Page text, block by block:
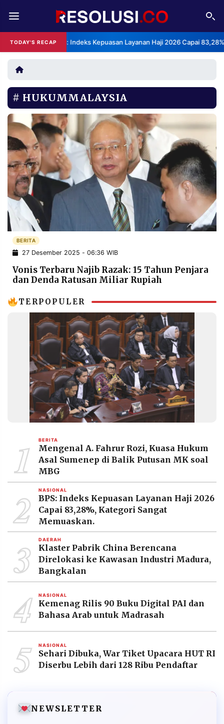
TODAY'S RECAPBPS: Indeks Kepuasan Layanan Haji 2026 Capai
REDAKSI TENTANG
RESOLUSI IKLAN
RUBRIKASI
EDITORIAL AKSARA
FINANSIA PERSONA
DAERAH NASIONAL
MANCA SPORT
INFORMASI
PRIVACY
POLICY WARGA
INFORMASI
IKLAN
KIRIM
PENGADUAN TERM
OF
KAMI
RESOLUSI
MEDIA
PRAMUDITA
©
Resolusi.co
2026
RESOLUSI
MEDIA
PRAMUDITA
HUKUMMALAYSIA
BERITA
27 Desember 2025 - 06:36 WIB
Vonis Terbaru Najib Razak: 15 Tahun Penjara
dan Denda Ratusan Miliar Rupiah
TERPOPULER
1 BERITA
Mengenal A. Fahrur Rozi, Kuasa Hukum
Asal Sumenep di Balik Putusan MK soal
MBG
2 NASIONAL
BPS: Indeks Kepuasan Layanan Haji 2026
Capai 83,28%, Kategori Sangat
Memuaskan.
3 DAERAH
Klaster Pabrik China Berencana
Direlokasi ke Kawasan Industri Madura,
Bangkalan
4 NASIONAL
Kemenag Rilis 90 Buku Digital PAI dan
Bahasa Arab untuk Madrasah
5 NASIONAL
Sehari Dibuka, War Tiket Upacara HUT RI
Diserbu Lebih dari 128 Ribu Pendaftar
NEWSLETTER